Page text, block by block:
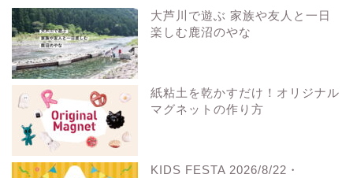
大芦川で遊ぶ 家族や友人と一日
楽しむ鹿沼のやな
紙粘土を乾かすだけ！オリジナル
マグネットの作り方
KIDS FESTA 2026/8/22・